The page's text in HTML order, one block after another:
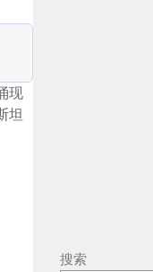
现
坦
搜索